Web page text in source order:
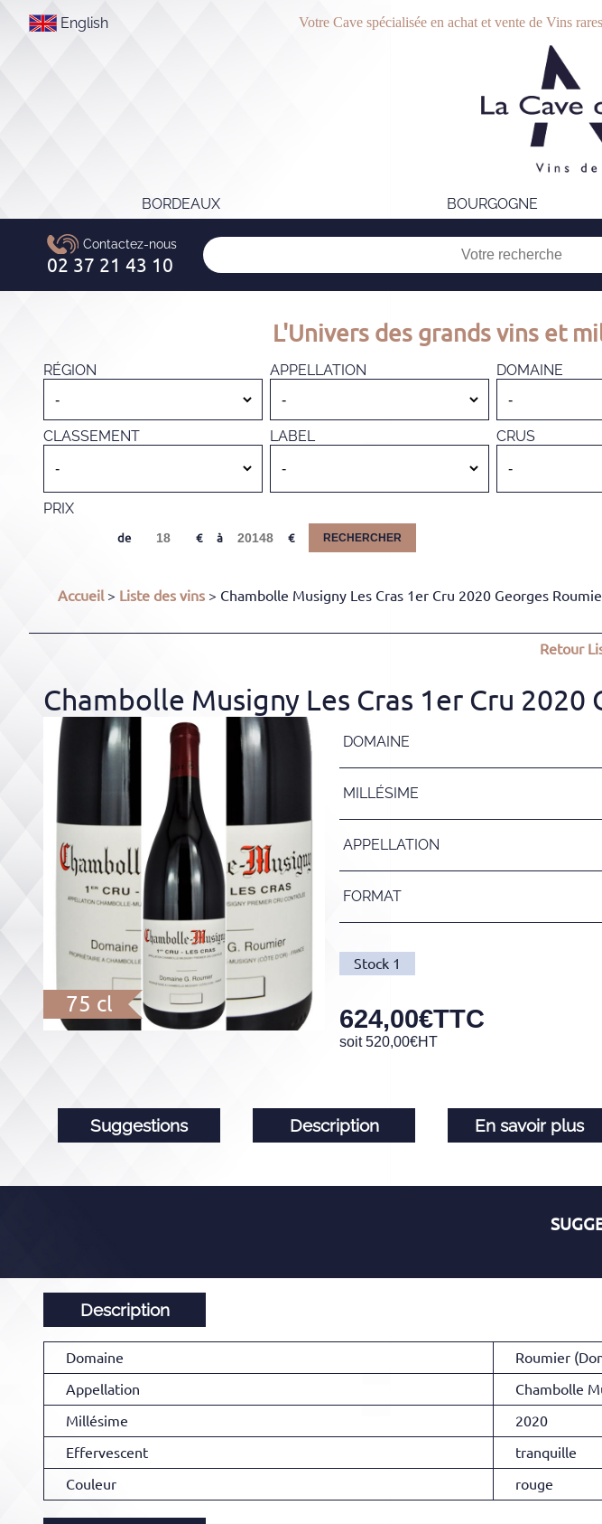
English Votre Cave spécialisée en achat et vente de Vins
BORDEAUX BOURGOGNE
L'Univers des grands vins et
RÉGION APPELLATION DOMAINE
CLASSEMENT LABEL CRUS
PRIX
de à RECHERCHER
Accueil> Liste des vins > Chambolle Musigny Les Cras 1er Cru 2020 Georges
Retour
Chambolle Musigny Les Cras 1er Cru
75 cl
DOMAINE
MILLÉSIME
APPELLATION
FORMAT
Stock 1
624,00€TTC
soit 520,00€HT
Suggestions Description En savoir plus
Description
Domaine
Roumier
Appellation
Chambolle
Millésime
2020
Effervescent
tranquille
Couleur
rouge